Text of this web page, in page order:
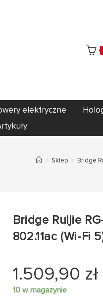
elektryczne
> Sklep > Bridge
Bridge Ruijie
802.11ac (Wi-Fi
1.509,90 zł
10 w magazynie